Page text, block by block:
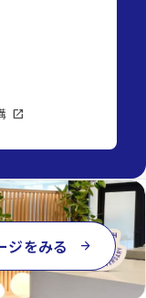
open_in_new
ジをみる arrow_forward